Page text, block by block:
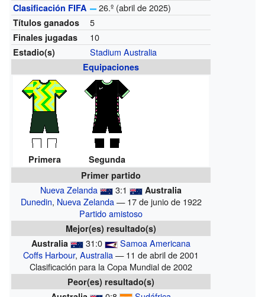
Clasificación FIFA 26.º (abril de 2025)
Títulos ganados 5
Finales jugadas 10
Estadio(s) Stadium Australia
Equipaciones
Primera
Segunda
Primer partido
Nueva Zelanda 3:1 Australia
Dunedin, Nueva Zelanda— 17 de junio de 1922
Partido amistoso
Mejor(es) resultado(s)
Australia
31:0
Samoa Americana
Coffs Harbour,Australia— 11 de abril de 2001
Clasificación para la Copa Mundial de 2002
Peor(es) resultado(s)